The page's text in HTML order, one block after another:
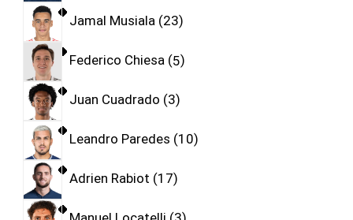
Jamal Musiala 23
Federico Chiesa 5
Juan Cuadrado 3
Leandro Paredes 10
Adrien Rabiot 17